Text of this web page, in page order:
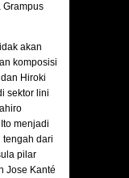
Grampus
akan
komposisi
Hiroki
sektor lini
menjadi
tengah dari
pilar
Jose Kanté